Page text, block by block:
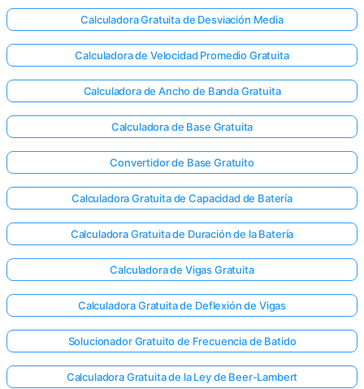
Calculadora Gratuita de Desviación Media
Calculadora de Velocidad Promedio Gratuita
Calculadora de Ancho de Banda Gratuita
Calculadora de Base Gratuita
Convertidor de Base Gratuito
Calculadora Gratuita de Capacidad de Batería
Calculadora Gratuita de Duración de la Batería
Calculadora de Vigas Gratuita
Calculadora Gratuita de Deflexión de Vigas
Solucionador Gratuito de Frecuencia de Batido
Calculadora Gratuita de la Ley de Beer-Lambert